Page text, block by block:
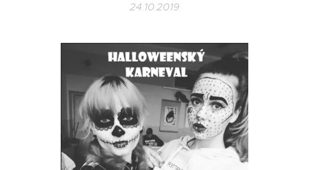
24.10.2019